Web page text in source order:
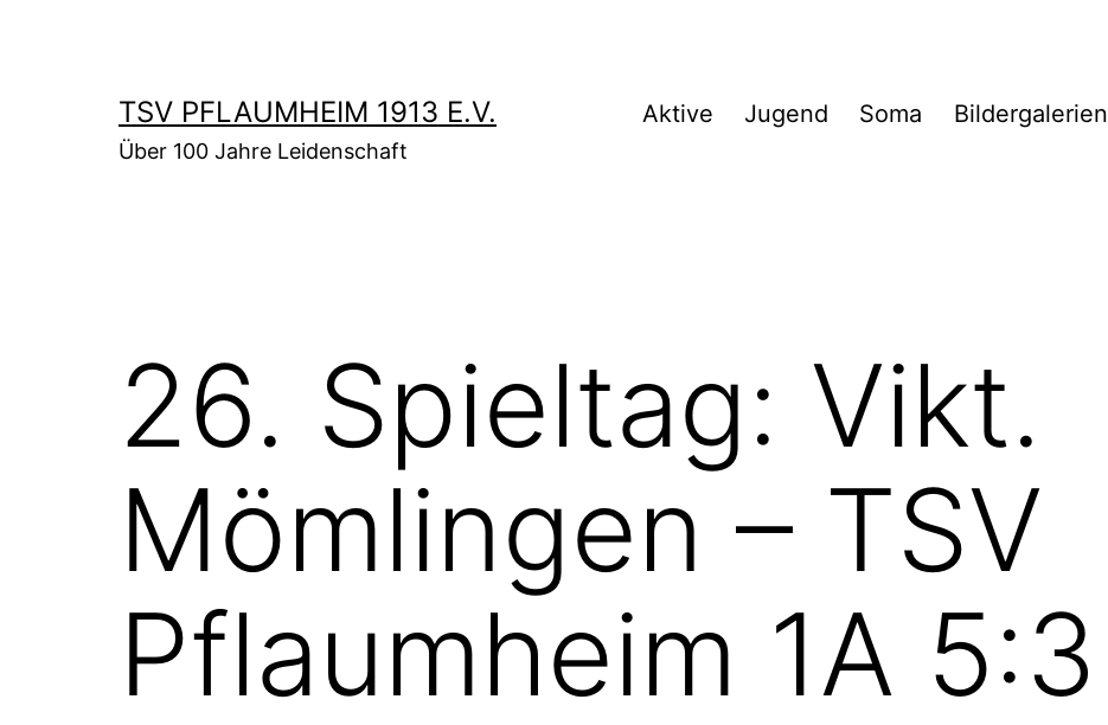
TSV PFLAUMHEIM 1913 E.V.
Über 100 Jahre Leidenschaft
Aktive Jugend Soma Bildergalerien
26. Spieltag: Vikt.
Mömlingen – TSV
Pflaumheim 1A 5:3